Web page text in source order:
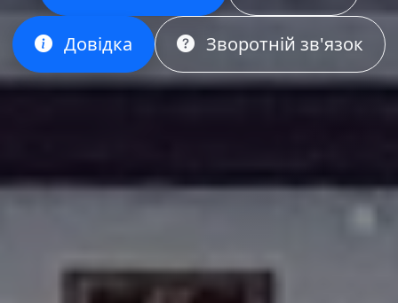
Довідка Зворотній зв'язок